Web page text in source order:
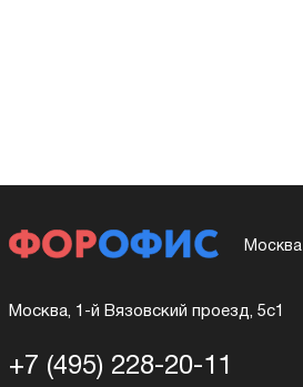
Москва
Москва, 1-й Вязовский проезд, 5с1
+7 (495) 228-20-11